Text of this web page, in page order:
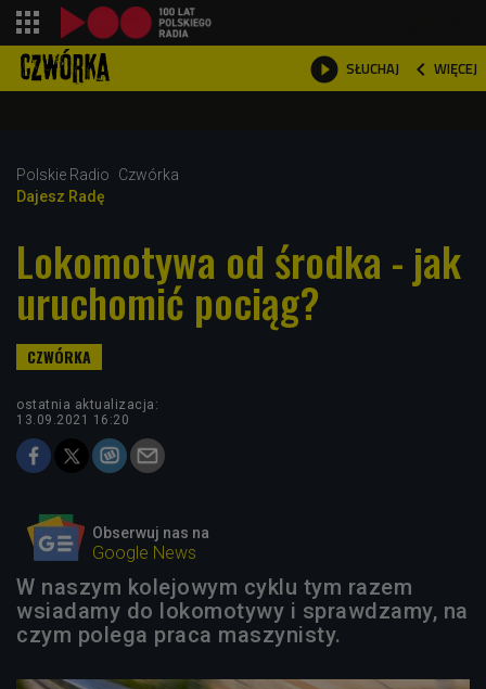
 SŁUCHAJ  WIĘCEJ

Polskie Radio
Czwórka
Dajesz Radę
Lokomotywa od środka - jak
uruchomić pociąg?
ostatnia aktualizacja:
13.09.2021 16:20
Obserwuj nas na
Google News
W naszym kolejowym cyklu tym razem
wsiadamy do lokomotywy i sprawdzamy, na
czym polega praca maszynisty.